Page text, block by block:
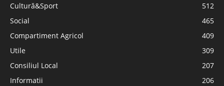
Cultură&Sport
512
Social
465
Compartiment Agricol
409
Utile
309
Consiliul Local
207
Informatii
206